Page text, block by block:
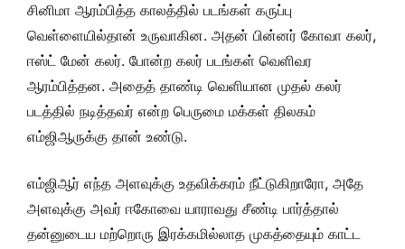
சினிமா ஆரம்பித்த காலத்தில் படங்கள் கருப்பு
வெள்ளையில்தான் உருவாகின. அதன் பின்னர் கோவா கலர்,
ஈஸ்ட் மேன் கலர். போன்ற கலர் படங்கள் வெளிவர
ஆரம்பித்தன. அதைத் தாண்டி வெளியான முதல் கலர்
படத்தில் நடித்தவர் என்ற பெருமை மக்கள் திலகம்
எம்ஜிஆருக்கு தான் உண்டு.
எம்ஜிஆர் எந்த அளவுக்கு உதவிக்கரம் நீட்டுகிறாரோ, அதே
அளவுக்கு அவர் ஈகோவை யாராவது சீண்டி பார்த்தால்
தன்னுடைய மற்றொரு இரக்கமில்லாத முகத்தையும் காட்ட